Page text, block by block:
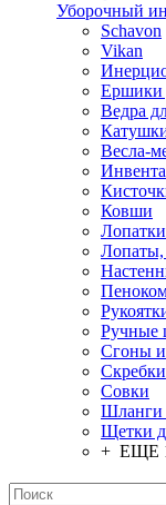
Уборочный
Schavon
Vikan
Ершики
Ведра
Весла-
Ковши
Лопаты,
Ручные
Сгоны
Скребки
Совки
Шланги
Щетки
+ ЕЩЕ